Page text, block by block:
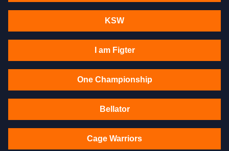
KSW
I am Figter
One Championship
Bellator
Cage Warriors